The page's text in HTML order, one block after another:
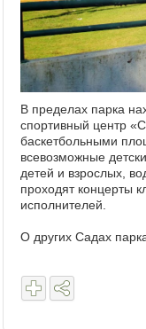
В пределах парка
спортивный центр
баскетбольными
всевозможные
детей и взрослых,
проходят концерты
исполнителей.
О других Садах